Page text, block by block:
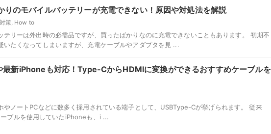
りのモバイルバッテリーが充電できない！原因や対処法を解説
策, How to
テリーは外出時の必需品ですが、買ったばかりなのに充電できないこともあります。 初期不
いたくなってしまいますが、充電ケーブルやアダプタを見 ...
新iPhoneも対応！Type-CからHDMIに変換ができるおすすめケーブルを
やノートPCなどに数多く採用されている端子として、USBType-Cが挙げられます。 従来
ブルを使用していたiPhoneも、i ...